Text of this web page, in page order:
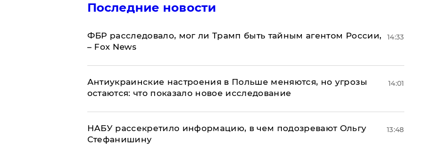
Последние новости
ФБР расследовало, мог ли Трамп быть тайным агентом России,
– Fox News
14:33
Антиукраинские настроения в Польше меняются, но угрозы
остаются: что показало новое исследование
14:01
НАБУ рассекретило информацию, в чем подозревают Ольгу
Стефанишину
13:48